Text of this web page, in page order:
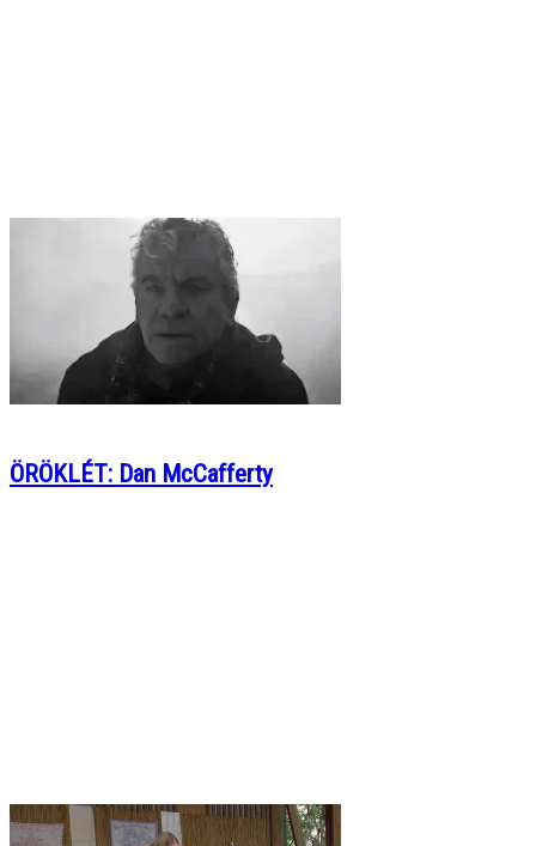
ÖRÖKLÉT: Dan McCafferty